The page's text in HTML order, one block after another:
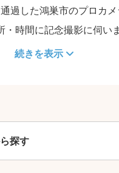
過した鴻巣市のプロカメ
・時間に記念撮影に伺いま
続きを表示
探す